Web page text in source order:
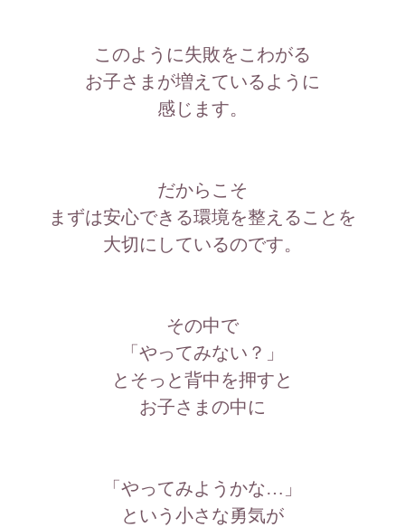
このように失敗をこわがる
お子さまが増えているように
感じます。
だからこそ
まずは安心できる環境を整えることを
大切にしているのです。
その中で
「やってみない？」
とそっと背中を押すと
お子さまの中に
「やってみようかな…」
という小さな勇気が